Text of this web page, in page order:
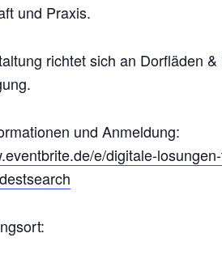
und Praxis.
richtet sich an Dorfläden
und Anmeldung:
e/digitale-